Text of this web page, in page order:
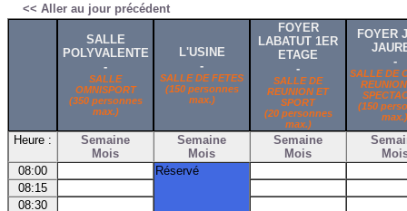
<< Aller au jour précédent
SALLE
POLYVALENTE
-
SALLE
OMNISPORT
(350 personnes
max.)
L'USINE
-
SALLE DE FETES
(150 personnes
max.)
FOYER
LABATUT 1ER
ETAGE
-
SALLE DE
REUNION ET
SPORT
(20 personnes
max.)
FOYER
-
SALLE DE
(150
max.)
Heure :
Semaine
Mois
Semaine
Mois
Semaine
Mois
08:00
Réservé
08:15
08:30